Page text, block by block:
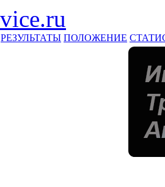
РЕЗУЛЬТАТЫ ПОЛОЖЕНИЕ